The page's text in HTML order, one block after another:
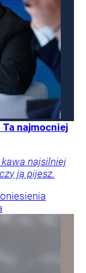
najmocniej
kawa najsilniej
ją pijesz.